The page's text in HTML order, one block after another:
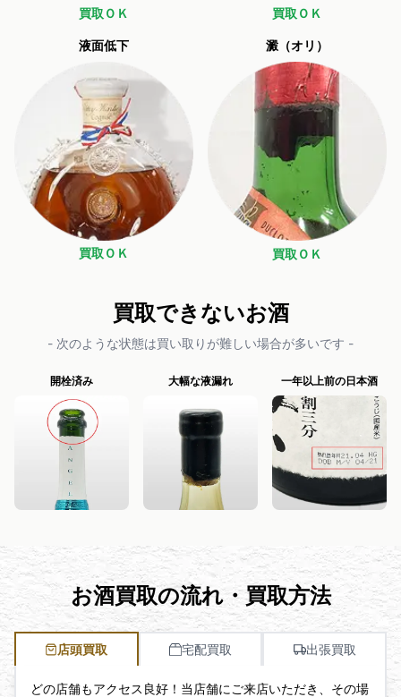
買取ＯＫ 買取ＯＫ
液面低下
買取ＯＫ
澱（オリ）
買取ＯＫ
買取できないお酒
- 次のような状態は買い取りが難しい場合が多いです -
開栓済み 大幅な液漏れ 一年以上前の日本酒
お酒買取の流れ・買取方法
店頭買取 宅配買取 出張買取
どの店舗もアクセス良好！当店舗にご来店いただき、その場